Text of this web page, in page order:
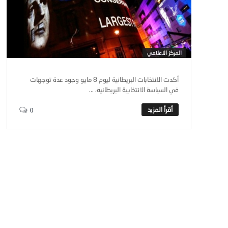
المركز الاعلامي
أكدت الانتخابات البريطانية ليوم 8 مايو وجود عدة توجهات
في السياسة الانتخابية البريطانية، ...
0